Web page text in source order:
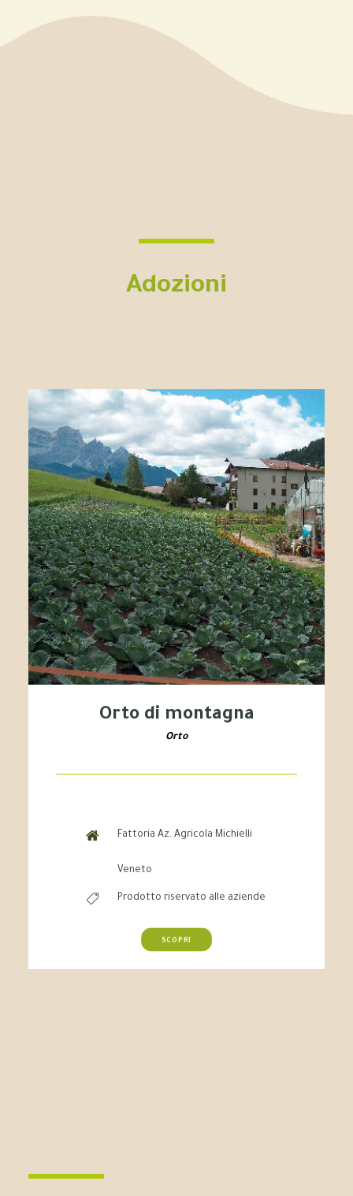
Adozioni
Orto di montagna
Orto
Fattoria Az. Agricola Michielli
Veneto
Prodotto riservato alle aziende
SCOPRI